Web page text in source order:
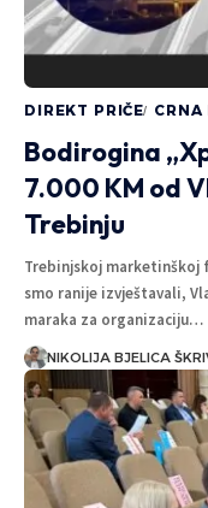
DIREKT 7 MINUTA
DIREKT PRIČE
Bodirogina
7.000 KM od
Trebinju
Trebinjskoj marketinškoj
smo ranije izvještavali,
maraka za organizaciju…
NIKOLIJA BJELICA